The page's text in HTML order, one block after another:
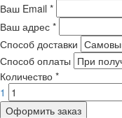
Ваш Email *
Ваш адрес *
Способ доставки
Способ оплаты
Количество *
1
Оформить заказ